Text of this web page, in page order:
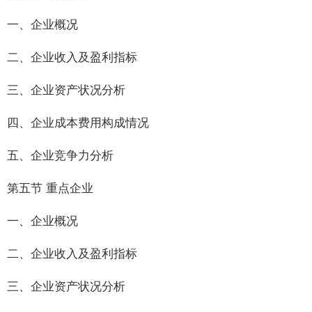
一、企业概况
二、企业收入及盈利指标
三、企业资产状况分析
四、企业成本费用构成情况
五、企业竞争力分析
第五节 重点企业
一、企业概况
二、企业收入及盈利指标
三、企业资产状况分析